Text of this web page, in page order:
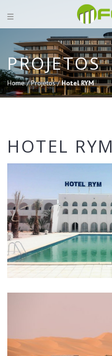
PROJETOS
Home /Projetos /Hotel RYM
HOTEL RYM